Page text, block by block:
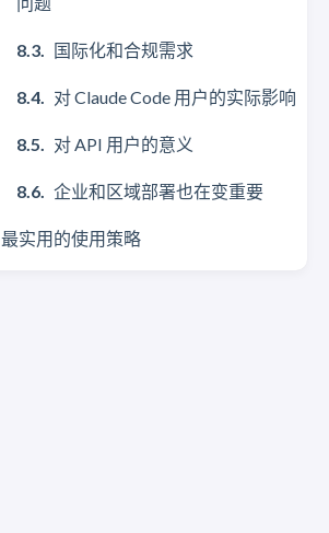
国际化和合规需求
对 Claude Code 用户的实际影响
对 API 用户的意义
企业和区域部署也在变重要
最实用的使用策略